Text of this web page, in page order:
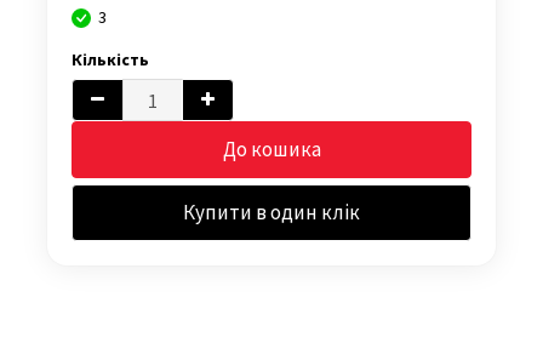
3
Кількість
До кошика
Купити в один клік